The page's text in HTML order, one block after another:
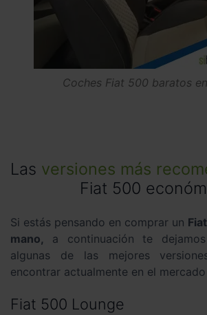
Coches Fiat 500 baratos
Las versiones más
Fiat 500
Si estás pensando en comprar un
mano, a continuación te
algunas de las mejores
encontrar actualmente en el
Fiat 500 Lounge